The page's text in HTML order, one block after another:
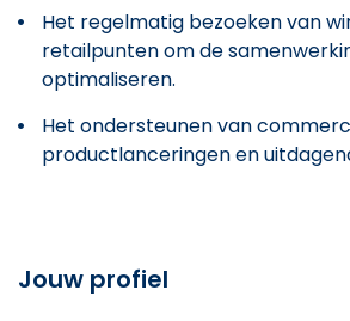
Het regelmatig bezoeken van
retailpunten om de
optimaliseren.
Het ondersteunen van
productlanceringen en
Jouw profiel